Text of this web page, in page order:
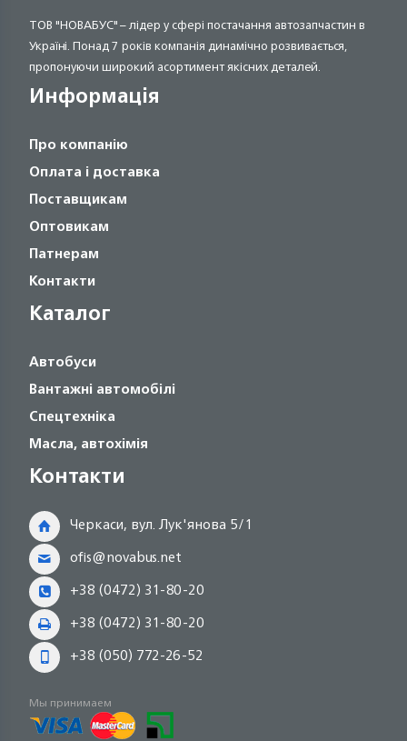
ТОВ "НОВАБУС" – лідер у сфері постачання автозапчастин в
Україні. Понад 7 років компанія динамічно розвивається,
пропонуючи широкий асортимент якісних деталей.
Информація
Про компанію
Оплата і доставка
Поставщикам
Оптовикам
Патнерам
Контакти
Каталог
Автобуси
Вантажні автомобілі
Спецтехніка
Масла, автохімія
Контакти
Черкаси, вул. Лук'янова 5/1
ofis@novabus.net
+38 (0472) 31-80-20
+38 (0472) 31-80-20
+38 (050) 772-26-52
Мы принимаем